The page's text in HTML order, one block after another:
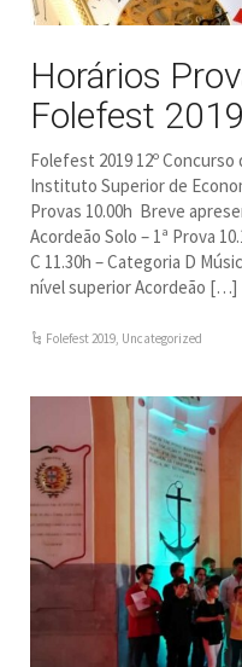
Horários
Folefest 2019
Folefest 2019 12º
Instituto Superior de
Provas 10.00h Breve
Acordeão Solo – 1ª Prova
C 11.30h – Categoria D
nível superior Acordeão […]
Folefest 2019 Uncategorized